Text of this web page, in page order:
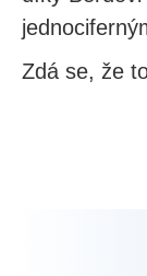
Zdá se, že